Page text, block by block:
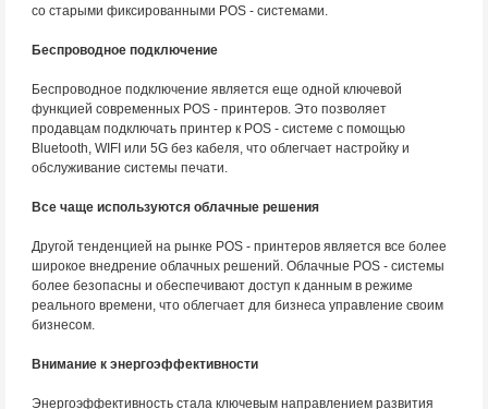
со старыми фиксированными POS - системами.
Беспроводное подключение
Беспроводное подключение является еще одной ключевой
функцией современных POS - принтеров. Это позволяет
продавцам подключать принтер к POS - системе с помощью
Bluetooth, WIFI или 5G без кабеля, что облегчает настройку и
обслуживание системы печати.
Все чаще используются облачные решения
Другой тенденцией на рынке POS - принтеров является все более
широкое внедрение облачных решений. Облачные POS - системы
более безопасны и обеспечивают доступ к данным в режиме
реального времени, что облегчает для бизнеса управление своим
бизнесом.
Внимание к энергоэффективности
Энергоэффективность стала ключевым направлением развития